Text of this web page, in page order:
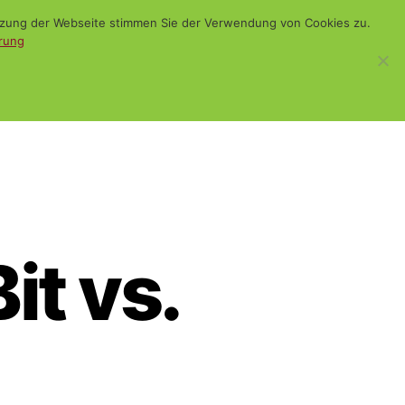
vs.
der Webseite stimmen Sie der Verwendung von Cookies zu.